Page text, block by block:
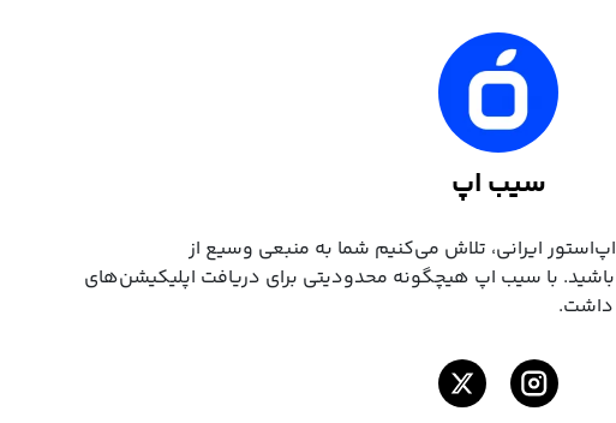
سیب اپ
ایرانی، تلاش می‌کنیم شما به منبعی وسیع از
با سیب ‌اپ هیچگونه محدودیتی برای دریافت اپلیکیشن‌های
داشت.
اینستاگرامتوییتر